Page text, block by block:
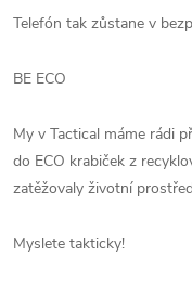
Telefón tak zůstane v
BE ECO
My v Tactical máme rádi
do ECO krabiček z
zatěžovaly životní
Myslete takticky!